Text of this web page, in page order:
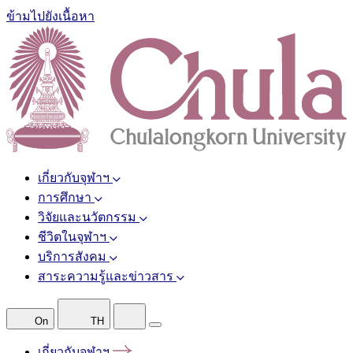
ข้ามไปยังเนื้อหา
เกี่ยวกับจุฬาฯ
การศึกษา
วิจัยและนวัตกรรม
ชีวิตในจุฬาฯ
บริการสังคม
สาระความรู้และข่าวสาร
On TH